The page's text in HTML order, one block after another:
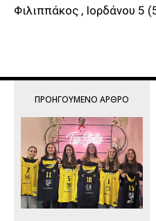
Φιλιππάκος , Ιορδάνου 5
ΠΡΟΗΓΟΎΜΕΝΟ ΆΡΘΡΟ